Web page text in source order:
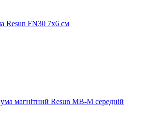
Resun FN30 7х6 см
магнітний Resun MB-M середній